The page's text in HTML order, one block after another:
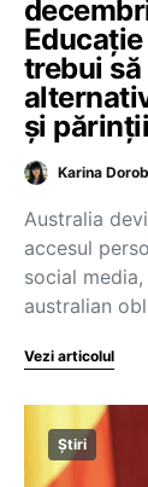
trebui
și părinții
Karina
Australia
accesul
social
australian
Vezi articolul
Știri